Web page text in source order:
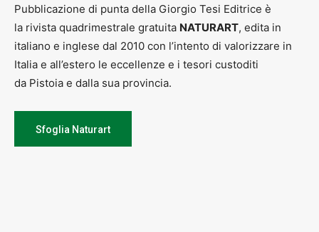
Pubblicazione di punta della Giorgio Tesi Editrice è
la rivista quadrimestrale gratuita NATURART, edita in
italiano e inglese dal 2010 con l’intento di valorizzare in
Italia e all’estero le eccellenze e i tesori custoditi
da Pistoia e dalla sua provincia.
Sfoglia Naturart